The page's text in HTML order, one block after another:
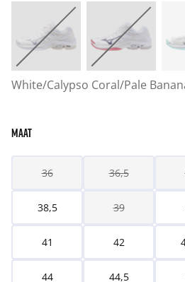
White/Calypso Coral/Pale
MAAT
36 36,5
38,5 39
41 42
44 44,5